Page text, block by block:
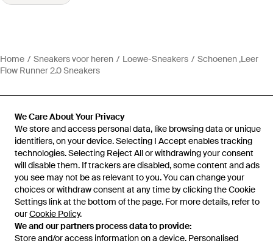
We Care About Your Privacy
We store and access personal data, like browsing data or unique
identifiers, on your device. Selecting I Accept enables tracking
technologies. Selecting Reject All or withdrawing your consent
will disable them. If trackers are disabled, some content and ads
you see may not be as relevant to you. You can change your
choices or withdraw consent at any time by clicking the Cookie
Settings link at the bottom of the page. For more details, refer to
ourCookie Policy.
We and our partners process data to provide:
Store and/or access information on a device. Personalised
Home Sneakers voor heren Loewe-Sneakers
Schoenen ,Leer
Flow Runner 2.0 Sneakers
Hulp en informatie